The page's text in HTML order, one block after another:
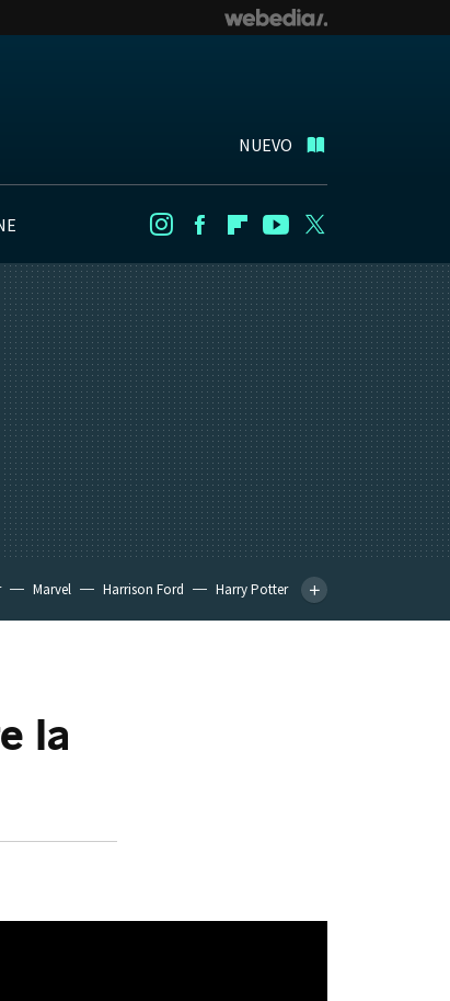
NUEVO
InstagramFacebookFlipboard
Youtube
Marvel Harrison Ford
Harry Potter
la